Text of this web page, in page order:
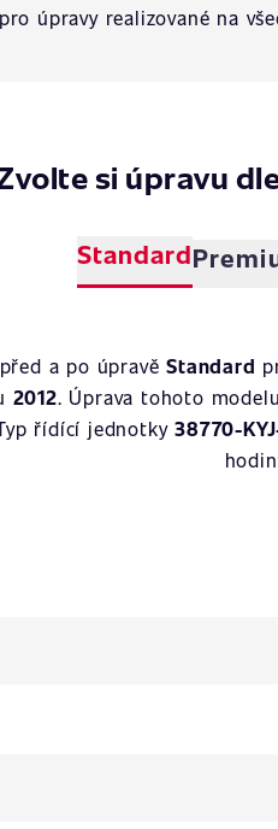
úpravy realizované na
si úpravu
Standard
a po úpravěStandard
2012. Úprava tohoto
řídící jednotky38770-